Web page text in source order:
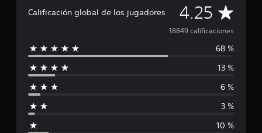
Calificación global de los jugadores 4.25 C
a
l
i
18849 calificaciones
68 %
13 %
6 %
3 %
10 %